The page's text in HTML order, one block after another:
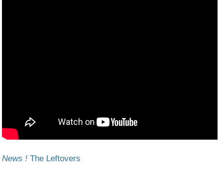
News ! The Leftovers